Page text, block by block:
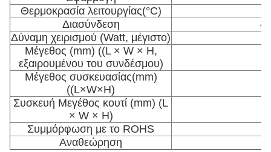
Θερμοκρασία λειτουργίας(°C)
Διασύνδεση
Δύναμη χειρισμού (Watt, μέγιστο)
Μέγεθος (mm) ((L × W × H,
εξαιρουμένου του συνδέσμου)
Μέγεθος συσκευασίας(mm)
((L×W×H)
Συσκευή Μεγέθος κουτί (mm) (L
× W × H)
Συμμόρφωση με το ROHS
Αναθεώρηση